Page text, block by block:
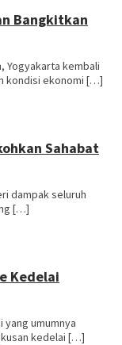
Bangkitkan
Yogyakarta kembali
kondisi ekonomi […]
Sahabat
dampak seluruh
[…]
Kedelai
yang umumnya
kedelai […]